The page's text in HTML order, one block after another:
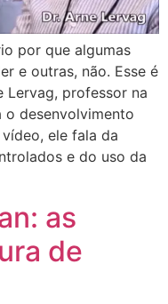
por que algumas
e outras, não. Esse é
Lervag, professor na
o desenvolvimento
ele fala da
e do uso da
as
de